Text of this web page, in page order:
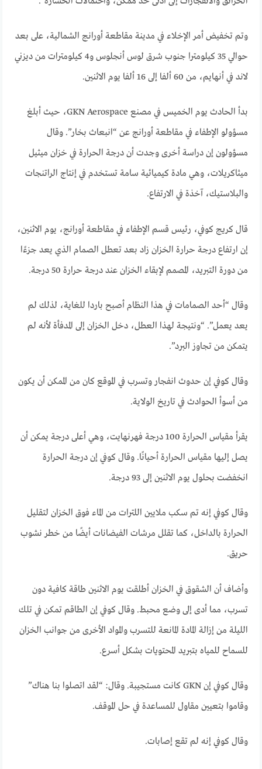
وتم تخفيض أمر الإخلاء في مدينة مقاطعة أورانج الشمالية، على بعد
حوالي 35 كيلومترا جنوب شرق لوس أنجلوس و4 كيلومترات من ديزني
لاند في أنهايم، من 60 ألفا إلى 16 ألفا يوم الاثنين.
بدأ الحادث يوم الخميس في مصنع GKN Aerospace، حيث أبلغ
مسؤولو الإطفاء في مقاطعة أورانج عن “انبعاث بخار”. وقال
مسؤولون إن دراسة أخرى وجدت أن درجة الحرارة في خزان ميثيل
ميثاكريلات، وهي مادة كيميائية سامة تستخدم في إنتاج الراتنجات
والبلاستيك، آخذة في الارتفاع.
قال كريج كوفي، رئيس قسم الإطفاء في مقاطعة أورانج، يوم الاثنين،
إن ارتفاع درجة حرارة الخزان زاد بعد تعطل الصمام الذي يعد جزءًا
من دورة التبريد، المصمم لإبقاء الخزان عند درجة حرارة 50 درجة.
وقال “أحد الصمامات في هذا النظام أصبح باردا للغاية، لذلك لم
يعد يعمل”. “ونتيجة لهذا العطل، دخل الخزان إلى المدفأة لأنه لم
يتمكن من تجاوز البرد”.
وقال كوفي إن حدوث انفجار وتسرب في الموقع كان من الممكن أن يكون
من أسوأ الحوادث في تاريخ الولاية.
يقرأ مقياس الحرارة 100 درجة فهرنهايت، وهي أعلى درجة يمكن أن
يصل إليها مقياس الحرارة أحيانًا. وقال كوفي إن درجة الحرارة
انخفضت بحلول يوم الاثنين إلى 93 درجة.
وقال كوفي إنه تم سكب ملايين اللترات من الماء فوق الخزان لتقليل
الحرارة بالداخل، كما تقلل مرشات الفيضانات أيضًا من خطر نشوب
حريق.
وأضاف أن الشقوق في الخزان أطلقت يوم الاثنين طاقة كافية دون
تسرب، مما أدى إلى وضع محبط. وقال كوفي إن الطاقم تمكن في تلك
الليلة من إزالة المادة المانعة للتسرب والمواد الأخرى من جوانب الخزان
للسماح للمياه بتبريد المحتويات بشكل أسرع.
وقال كوفي إن GKN كانت مستجيبة. وقال: “لقد اتصلوا بنا هناك”
وقاموا بتعيين مقاول للمساعدة في حل الموقف.
وقال كوفي إنه لم تقع إصابات.